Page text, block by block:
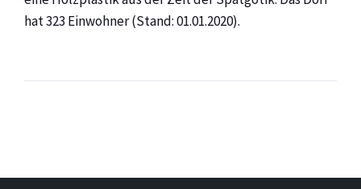
hat 323 Einwohner (Stand: 01.01.2020).